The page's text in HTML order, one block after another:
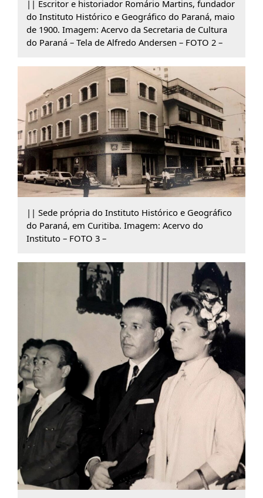
|| Escritor e historiador Romário Martins, fundador
do Instituto Histórico e Geográfico do Paraná, maio
de 1900. Imagem: Acervo da Secretaria de Cultura
do Paraná – Tela de Alfredo Andersen – FOTO 2 –
|| Sede própria do Instituto Histórico e Geográfico
do Paraná, em Curitiba. Imagem: Acervo do
Instituto – FOTO 3 –